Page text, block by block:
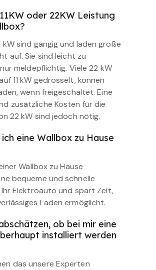
oder 22KW Leistung
kW sind gängig und laden große
auf. Sie sind leicht zu
meldepflichtig. Viele 22 kW
11 kW gedrosselt, können
wenn freigeschaltet. Eine
zusätzliche Kosten für die
22 kW sind jedoch nötig.
eine Wallbox zu Hause
Wallbox zu Hause
bequeme und schnelle
Elektroauto und spart Zeit,
Laden ermöglicht.
ob bei mir eine
installiert werden
das unsere Experten